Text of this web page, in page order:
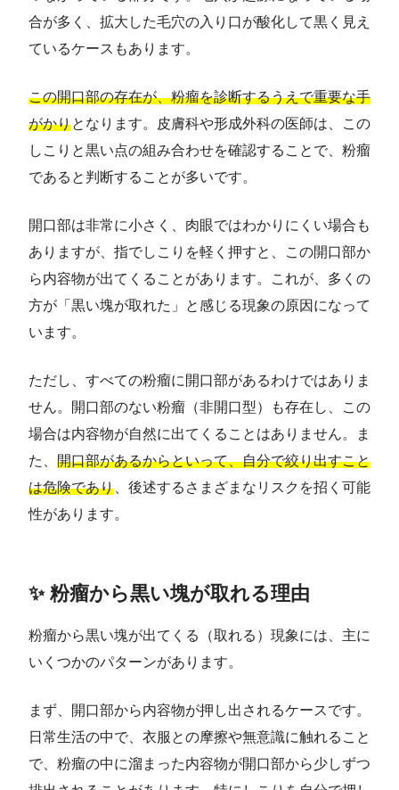
合が多く、拡大した毛穴の入り口が酸化して黒く見え
ているケースもあります。
この開口部の存在が、粉瘤を診断するうえで重要な手
がかりとなります。皮膚科や形成外科の医師は、この
しこりと黒い点の組み合わせを確認することで、粉瘤
であると判断することが多いです。
開口部は非常に小さく、肉眼ではわかりにくい場合も
ありますが、指でしこりを軽く押すと、この開口部か
ら内容物が出てくることがあります。これが、多くの
方が「黒い塊が取れた」と感じる現象の原因になって
います。
ただし、すべての粉瘤に開口部があるわけではありま
せん。開口部のない粉瘤（非開口型）も存在し、この
場合は内容物が自然に出てくることはありません。ま
た、 開口部があるからといって、自分で絞り出すこと
は危険であり 、後述するさまざまなリスクを招く可能
性があります。
✨ 粉瘤から黒い塊が取れる理由
粉瘤から黒い塊が出てくる（取れる）現象には、主に
いくつかのパターンがあります。
まず、開口部から内容物が押し出されるケースです。
日常生活の中で、衣服との摩擦や無意識に触れること
で、粉瘤の中に溜まった内容物が開口部から少しずつ